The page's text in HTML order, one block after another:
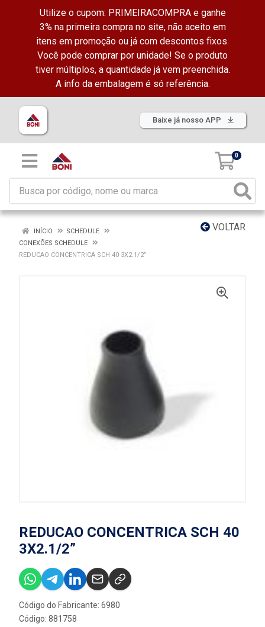
Utilize o cupom: PRIMEIRACOMPRA e ganhe
3% na primeira compra no site, não aceito em
itens em promoção ou já com descontos fixos.
Você pode comprar por unidade! Se o produto
tiver múltiplos, a quantidade já vem preenchida.
A info da embalagem é só referência.
Baixe já nosso APP
0
VOLTAR
INÍCIO
SCHEDULE
CONEXÕES SCHEDULE
REDUCAO CONCENTRICA SCH 40 3X2.1/2”
REDUCAO CONCENTRICA SCH 40
3X2.1/2”
Código do Fabricante: 6980
Código: 881758